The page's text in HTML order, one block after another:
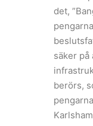
det,
säker på
berörs,